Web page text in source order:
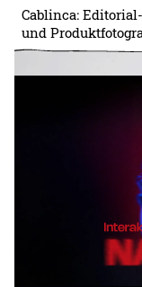
Cablinca: Editorial-
und